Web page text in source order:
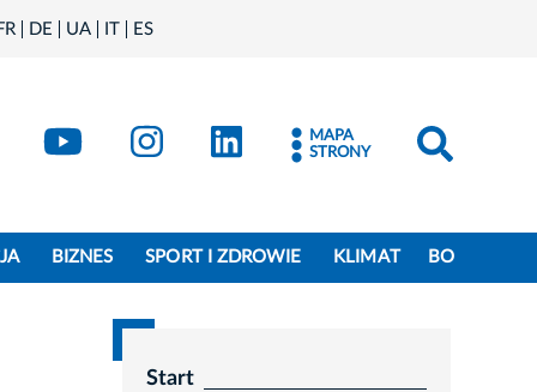
DE UA IT ES
Kraków - X
Kraków - YouTube
Kraków - Instagram
Kraków - LinkedIn
MAPA
STRONY
BIZNES SPORT I ZDROWIE KLIMAT BO
Start